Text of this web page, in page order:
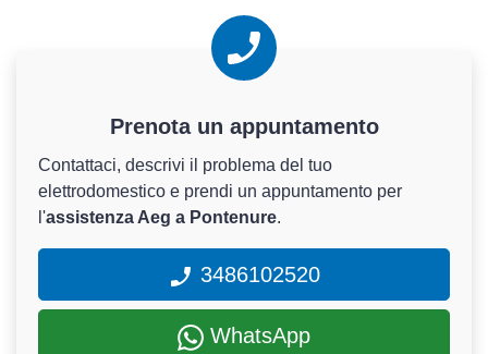
Prenota un appuntamento
Contattaci, descrivi il problema del tuo
elettrodomestico e prendi un appuntamento per
l'assistenza Aeg a Pontenure.
3486102520
WhatsApp